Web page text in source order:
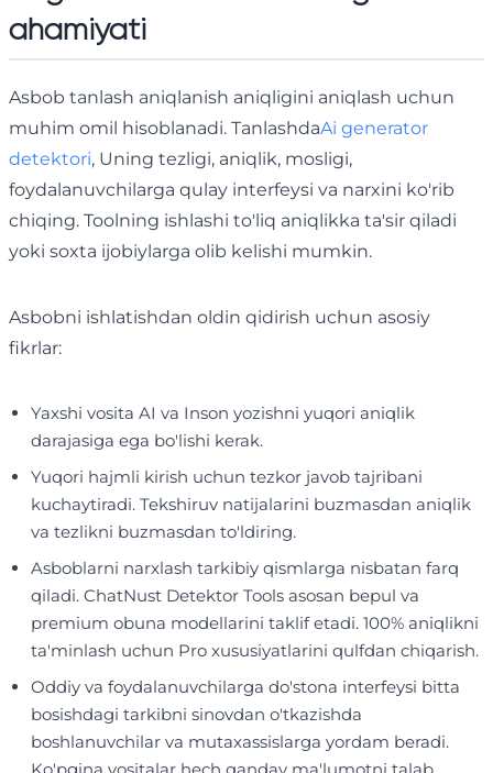
ahamiyati
Asbob tanlash aniqlanish aniqligini aniqlash uchun
muhim omil hisoblanadi. TanlashdaAi generator
detektori, Uning tezligi, aniqlik, mosligi,
foydalanuvchilarga qulay interfeysi va narxini ko'rib
chiqing. Toolning ishlashi to'liq aniqlikka ta'sir qiladi
yoki soxta ijobiylarga olib kelishi mumkin.
Asbobni ishlatishdan oldin qidirish uchun asosiy
fikrlar:
Yaxshi vosita AI va Inson yozishni yuqori aniqlik
darajasiga ega bo'lishi kerak.
Yuqori hajmli kirish uchun tezkor javob tajribani
kuchaytiradi. Tekshiruv natijalarini buzmasdan aniqlik
va tezlikni buzmasdan to'ldiring.
Asboblarni narxlash tarkibiy qismlarga nisbatan farq
qiladi. ChatNust Detektor Tools asosan bepul va
premium obuna modellarini taklif etadi. 100% aniqlikni
ta'minlash uchun Pro xususiyatlarini qulfdan chiqarish.
Oddiy va foydalanuvchilarga do'stona interfeysi bitta
bosishdagi tarkibni sinovdan o'tkazishda
boshlanuvchilar va mutaxassislarga yordam beradi.